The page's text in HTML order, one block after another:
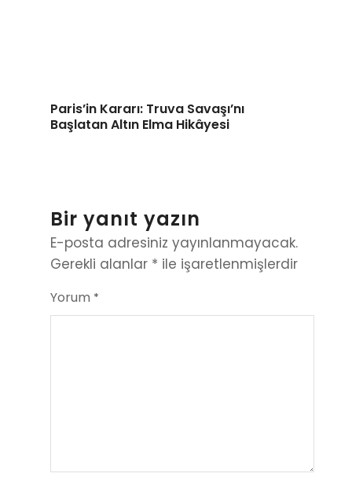
Paris’in Kararı: Truva Savaşı’nı
Başlatan Altın Elma Hikâyesi
Bir yanıt yazın
E-posta adresiniz yayınlanmayacak.
Gerekli alanlar * ile işaretlenmişlerdir
Yorum *